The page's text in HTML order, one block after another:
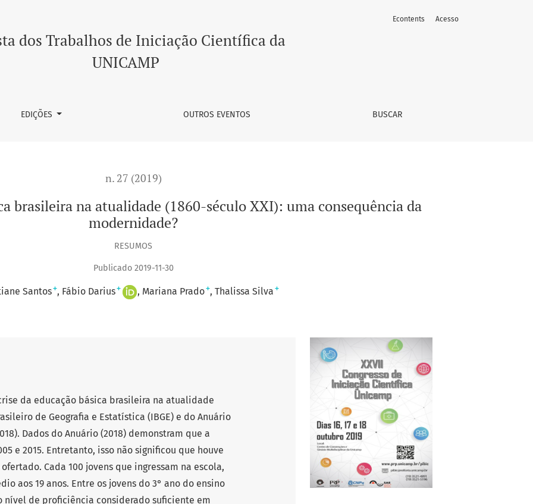
(1860-século XXI): uma consequência da modernidade?
dos Trabalhos de Iniciação Científica da
UNICAMP
EDIÇÕES OUTROS EVENTOS BUSCAR
Econtents Acesso
n. 27 (2019)
brasileira na atualidade (1860-século XXI): uma consequência da
modernidade?
RESUMOS
Publicado 2019-11-30
Santos+ Fábio Darius+ Mariana Prado+ Thalissa Silva +
da educação básica brasileira na atualidade
de Geografia e Estatística (IBGE) e do Anuário
Dados do Anuário (2018) demonstram que a
e 2015. Entretanto, isso não significou que houve
Cada 100 jovens que ingressam na escola,
aos 19 anos. Entre os jovens do 3° ano do ensino
nível de proficiência considerado suficiente em